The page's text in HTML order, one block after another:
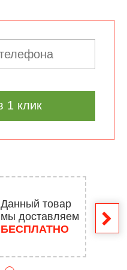
1 клик
Данный товар
мы доставляем
БЕСПЛАТНО